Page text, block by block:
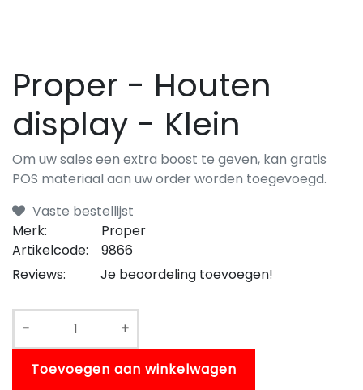
Proper - Houten
display - Klein
Om uw sales een extra boost te geven, kan gratis
POS materiaal aan uw order worden toegevoegd.
Vaste bestellijst
Merk:
Proper
Artikelcode:
9866
Reviews:
Je beoordeling toevoegen!
- +
Toevoegen aan winkelwagen